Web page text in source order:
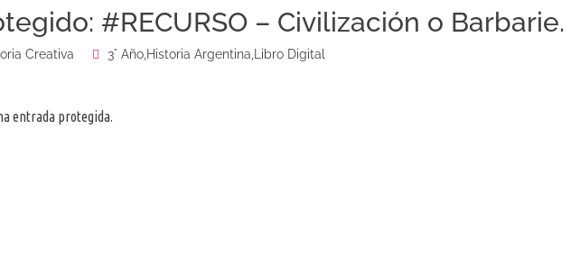
#RECURSO – Civilización o Barbarie.
Creativa 3° Año Historia Argentina Libro Digital
entrada protegida.